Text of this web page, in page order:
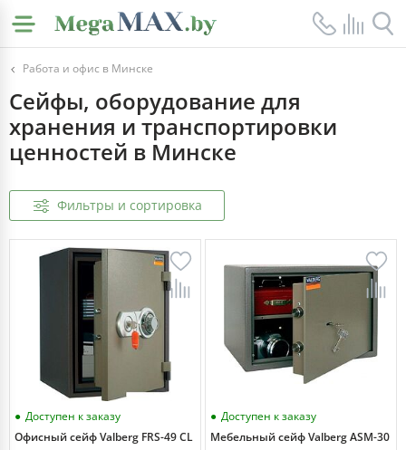
Работа и офис в Минске
Сейфы, оборудование для
хранения и транспортировки
ценностей в Минске
Фильтры и сортировка
Доступен к заказу
Офисный сейф Valberg FRS-49 CL
Доступен к заказу
Мебельный сейф Valberg ASM-30